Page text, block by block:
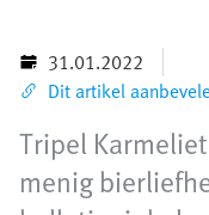
31.01.2022
Dit artikel
Tripel
menig